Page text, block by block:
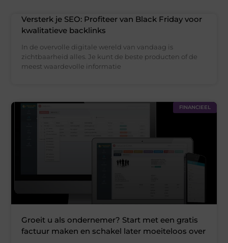
Versterk je SEO: Profiteer van Black Friday voor
kwalitatieve backlinks
In de overvolle digitale wereld van vandaag is
zichtbaarheid alles. Je kunt de beste producten of de
meest waardevolle informatie
FINANCIEEL
Groeit u als ondernemer? Start met een gratis
factuur maken en schakel later moeiteloos over